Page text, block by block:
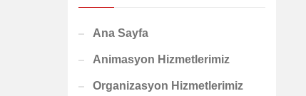
Ana Sayfa
Animasyon Hizmetlerimiz
Organizasyon Hizmetlerimiz